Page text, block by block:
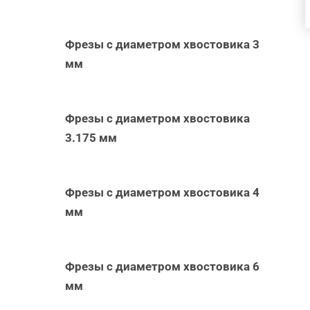
Фрезы с диаметром хвостовика 3
мм
Фрезы с диаметром хвостовика
3.175 мм
Фрезы с диаметром хвостовика 4
мм
Фрезы с диаметром хвостовика 6
мм